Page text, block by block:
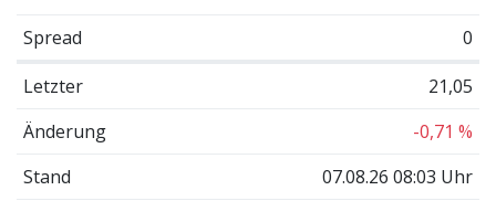
Spread
0
Letzter
21,05
Änderung
-0,71 %
Stand
07.08.26 08:03 Uhr